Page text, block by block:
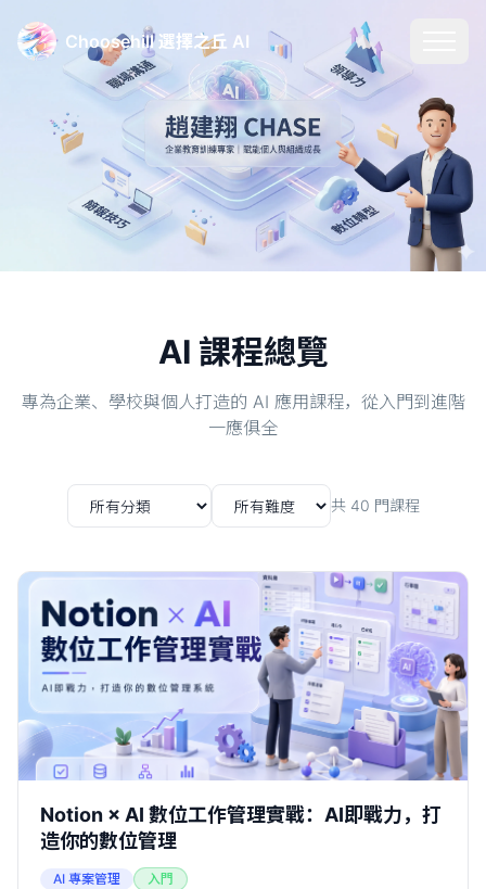
Choosehill 選擇之丘 AI
AI 課程總覽
專為企業、學校與個人打造的 AI 應用課程，從入門到進階
一應俱全
共 40 門課程
Notion × AI 數位工作管理實戰：AI即戰力，打
造你的數位管理
AI 專案管理 入門